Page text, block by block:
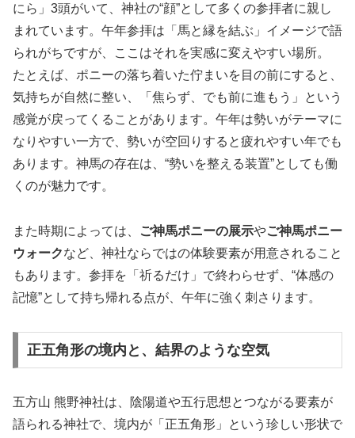
にら」3頭がいて、神社の“顔”として多くの参拝者に親し
まれています。午年参拝は「馬と縁を結ぶ」イメージで語
られがちですが、ここはそれを実感に変えやすい場所。
たとえば、ポニーの落ち着いた佇まいを目の前にすると、
気持ちが自然に整い、「焦らず、でも前に進もう」という
感覚が戻ってくることがあります。午年は勢いがテーマに
なりやすい一方で、勢いが空回りすると疲れやすい年でも
あります。神馬の存在は、“勢いを整える装置”としても働
くのが魅力です。
また時期によっては、 ご神馬ポニーの展示やご神馬ポニー
ウォークなど、神社ならではの体験要素が用意されること
もあります。参拝を「祈るだけ」で終わらせず、“体感の
記憶”として持ち帰れる点が、午年に強く刺さります。
正五角形の境内と、結界のような空気
五方山 熊野神社は、陰陽道や五行思想とつながる要素が
語られる神社で、境内が「正五角形」という珍しい形状で